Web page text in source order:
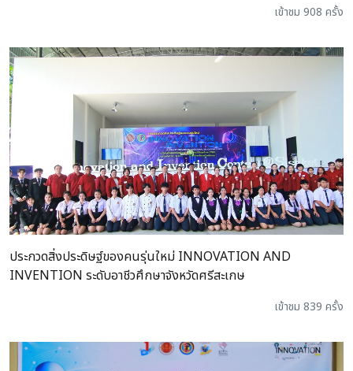
เข้าชม 908 ครั้ง
ประกวดสิ่งประดิษฐ์ของคนรุ่นใหม่ INNOVATION AND
INVENTION ระดับอาชีวศึกษาจังหวัดศรีสะเกษ
เข้าชม 839 ครั้ง